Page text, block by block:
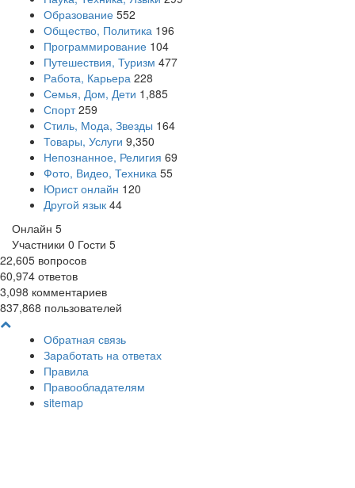
Образование 552
Общество, Политика 196
Программирование 104
Путешествия, Туризм 477
Работа, Карьера 228
Семья, Дом, Дети 1,885
Спорт 259
Стиль, Мода, Звезды 164
Товары, Услуги 9,350
Непознанное, Религия 69
Фото, Видео, Техника 55
Юрист онлайн 120
Другой язык 44
Онлайн 5
Участники 0 Гости 5
22,605 вопросов
60,974 ответов
3,098 комментариев
837,868 пользователей
Обратная связь
Заработать на ответах
Правила
Правообладателям
sitemap